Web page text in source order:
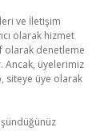
ve İletişim
olarak hizmet
olarak denetleme
Ancak, üyelerimiz
siteye üye olarak